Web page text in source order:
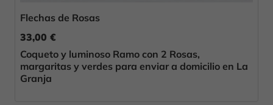
Flechas de Rosas
33,00 €
Coqueto y luminoso Ramo con 2 Rosas,
margaritas y verdes para enviar a domicilio en La
Granja